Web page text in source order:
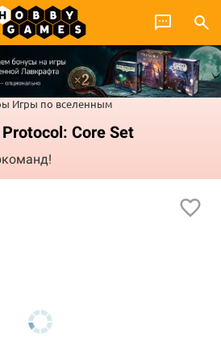
Игры по вселенным
Core Set